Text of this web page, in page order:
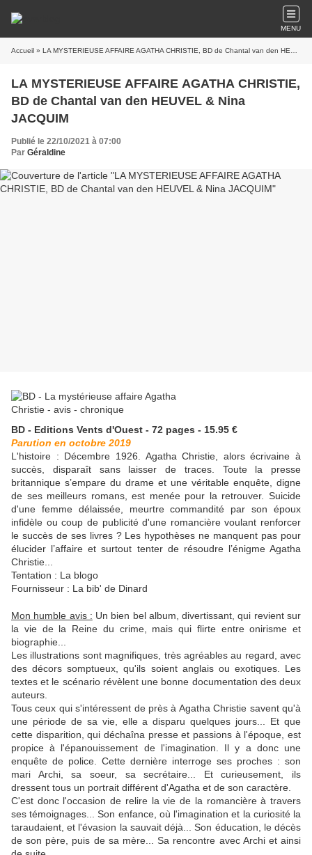
MENU
Accueil » LA MYSTERIEUSE AFFAIRE AGATHA CHRISTIE, BD de Chantal van den HEUVEL & Nina JACQUIM
LA MYSTERIEUSE AFFAIRE AGATHA CHRISTIE,
BD de Chantal van den HEUVEL & Nina
JACQUIM
Publié le 22/10/2021 à 07:00
Par Géraldine
BD - Editions Vents d'Ouest - 72 pages - 15.95 €
Parution en octobre 2019
L'histoire : Décembre 1926. Agatha Christie, alors écrivaine à
succès, disparaît sans laisser de traces. Toute la presse
britannique s’empare du drame et une véritable enquête, digne
de ses meilleurs romans, est menée pour la retrouver. Suicide
d'une femme délaissée, meurtre commandité par son époux
infidèle ou coup de publicité d'une romancière voulant renforcer
le succès de ses livres ? Les hypothèses ne manquent pas pour
élucider l’affaire et surtout tenter de résoudre l’énigme Agatha
Christie...
Tentation : La blogo
Fournisseur : La bib' de Dinard
Mon humble avis : Un bien bel album, divertissant, qui revient sur
la vie de la Reine du crime, mais qui flirte entre onirisme et
biographie...
Les illustrations sont magnifiques, très agréables au regard, avec
des décors somptueux, qu'ils soient anglais ou exotiques. Les
textes et le scénario révèlent une bonne documentation des deux
auteurs.
Tous ceux qui s'intéressent de près à Agatha Christie savent qu'à
une période de sa vie, elle a disparu quelques jours... Et que
cette disparition, qui déchaîna presse et passions à l'époque, est
propice à l'épanouissement de l'imagination. Il y a donc une
enquête de police. Cette dernière interroge ses proches : son
mari Archi, sa soeur, sa secrétaire... Et curieusement, ils
dressent tous un portrait différent d'Agatha et de son caractère.
C'est donc l'occasion de relire la vie de la romancière à travers
ses témoignages... Son enfance, où l'imagination et la curiosité la
taraudaient, et l'évasion la sauvait déjà... Son éducation, le décès
de son père, puis de sa mère... Sa rencontre avec Archi et ainsi